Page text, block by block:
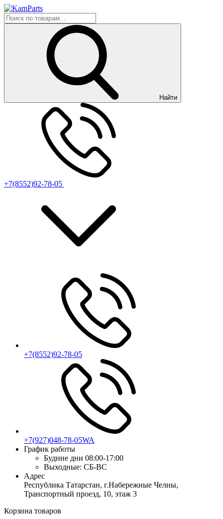
Найти
+7(8552)92-78-05
+7(8552)92-78-05
+7(927)048-78-05WA
График работы
Будние дни 08:00-17:00
Выходные: СБ-ВС
Адрес
Республика Татарстан, г.Набережные Челны,
Транспортный проезд, 10, этаж 3
Корзина товаров